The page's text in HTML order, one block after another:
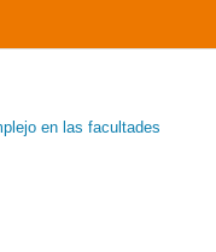
en las facultades